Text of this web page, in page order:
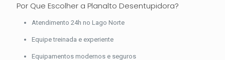
Por Que Escolher a Planalto Desentupidora?
Atendimento 24h no Lago Norte
Equipe treinada e experiente
Equipamentos modernos e seguros